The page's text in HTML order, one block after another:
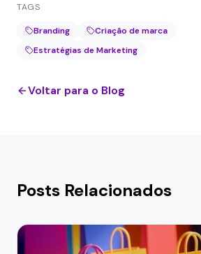
TAGS
Branding
Criação de marca
Estratégias de Marketing
Voltar para o Blog
Posts Relacionados